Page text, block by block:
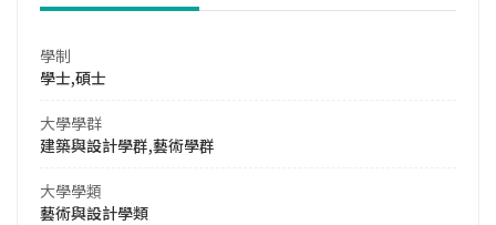
學制
學士,碩士
大學學群
建築與設計學群,藝術學群
大學學類
藝術與設計學類